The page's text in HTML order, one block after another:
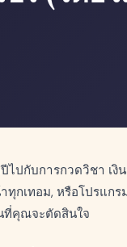
ไปกับการกวดวิชา เ
ทุกเทอม, หรือโปรแก
ที่คุณจะตัดสินใจ